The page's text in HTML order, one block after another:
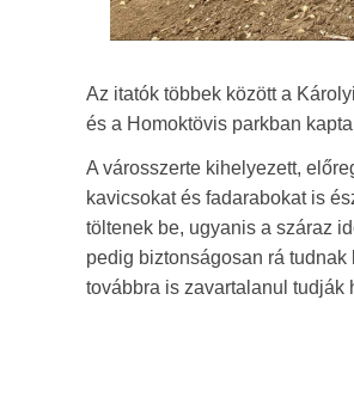
Az itatók többek között a
és a Homoktövis parkban
A városszerte kihelyezett,
kavicsokat és fadarabokat is
töltenek be, ugyanis a száraz
pedig biztonságosan rá
továbbra is zavartalanul tudják